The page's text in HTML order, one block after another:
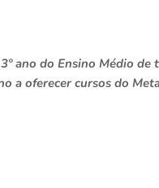
ano do Ensino Médio de
a oferecer cursos do